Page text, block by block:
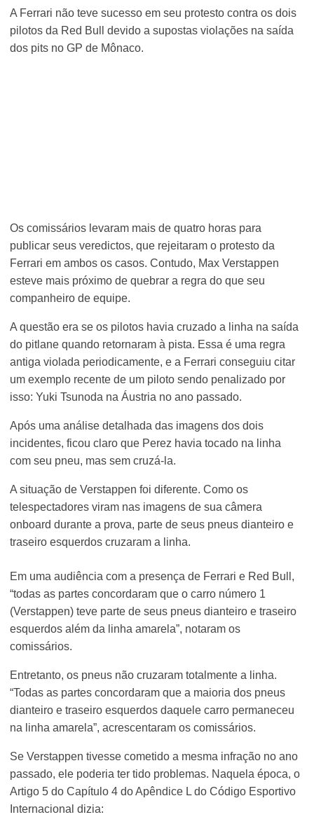
A Ferrari não teve sucesso em seu protesto contra os dois
pilotos da Red Bull devido a supostas violações na saída
dos pits no GP de Mônaco.
Os comissários levaram mais de quatro horas para
publicar seus veredictos, que rejeitaram o protesto da
Ferrari em ambos os casos. Contudo, Max Verstappen
esteve mais próximo de quebrar a regra do que seu
companheiro de equipe.
A questão era se os pilotos havia cruzado a linha na saída
do pitlane quando retornaram à pista. Essa é uma regra
antiga violada periodicamente, e a Ferrari conseguiu citar
um exemplo recente de um piloto sendo penalizado por
isso: Yuki Tsunoda na Áustria no ano passado.
Após uma análise detalhada das imagens dos dois
incidentes, ficou claro que Perez havia tocado na linha
com seu pneu, mas sem cruzá-la.
A situação de Verstappen foi diferente. Como os
telespectadores viram nas imagens de sua câmera
onboard durante a prova, parte de seus pneus dianteiro e
traseiro esquerdos cruzaram a linha.
Em uma audiência com a presença de Ferrari e Red Bull,
“todas as partes concordaram que o carro número 1
(Verstappen) teve parte de seus pneus dianteiro e traseiro
esquerdos além da linha amarela”, notaram os
comissários.
Entretanto, os pneus não cruzaram totalmente a linha.
“Todas as partes concordaram que a maioria dos pneus
dianteiro e traseiro esquerdos daquele carro permaneceu
na linha amarela”, acrescentaram os comissários.
Se Verstappen tivesse cometido a mesma infração no ano
passado, ele poderia ter tido problemas. Naquela época, o
Artigo 5 do Capítulo 4 do Apêndice L do Código Esportivo
Internacional dizia: